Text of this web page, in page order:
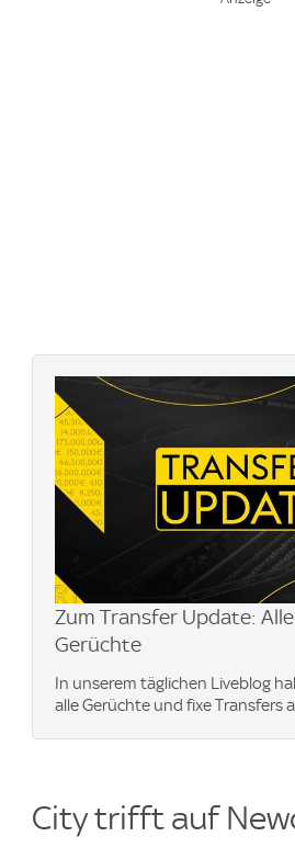
Zum Transfer Update:
Gerüchte
In unserem täglichen Liveblog
alle Gerüchte und fixe Transfers
City trifft auf